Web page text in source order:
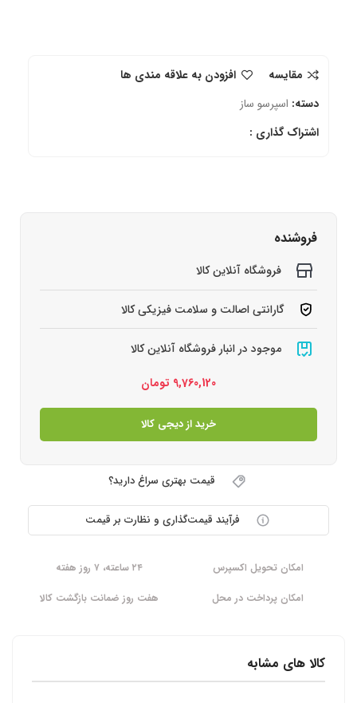
مقایسه
افزودن به علاقه مندی ها
دسته: اسپرسو ساز
اشتراک گذاری :
فروشنده
فروشگاه آنلاین کالا
گارانتی اصالت و سلامت فیزیکی کالا
موجود در انبار فروشگاه آنلاین کالا
9,760,120 تومان
خرید از دیجی کالا
قیمت بهتری سراغ دارید؟
فرآیند قیمت‌گذاری و نظارت بر قیمت
امکان تحویل اکسپرس
۲۴ ساعته، ۷ روز هفته
امکان پرداخت در محل
هفت روز ضمانت بازگشت کالا
کالا های مشابه